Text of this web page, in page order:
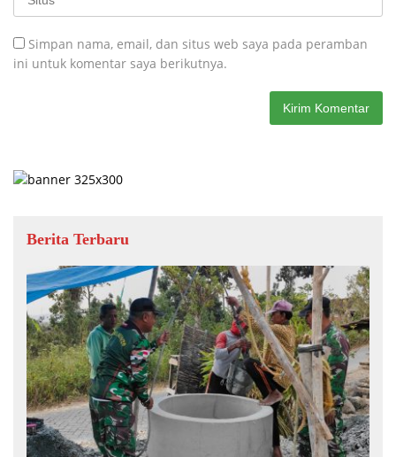
Simpan nama, email, dan situs web saya pada peramban
ini untuk komentar saya berikutnya.
Berita Terbaru